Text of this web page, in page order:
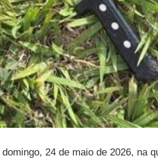
24 de maio de 2026, na